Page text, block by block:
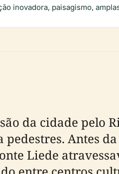
inovadora, paisagismo,
da cidade pelo
Antes
Liede